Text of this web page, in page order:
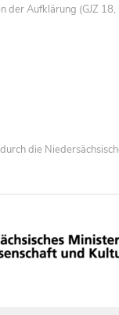
der Aufklärung (GJZ
die